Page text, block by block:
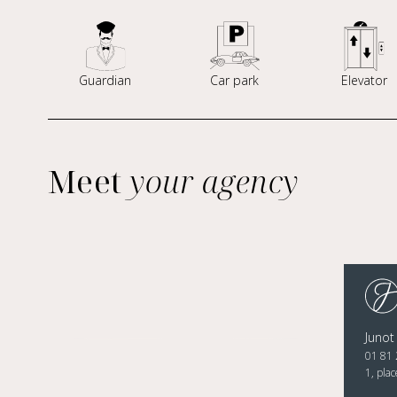
Guardian Car park Elevator
Meetyour agency
01 81
1,